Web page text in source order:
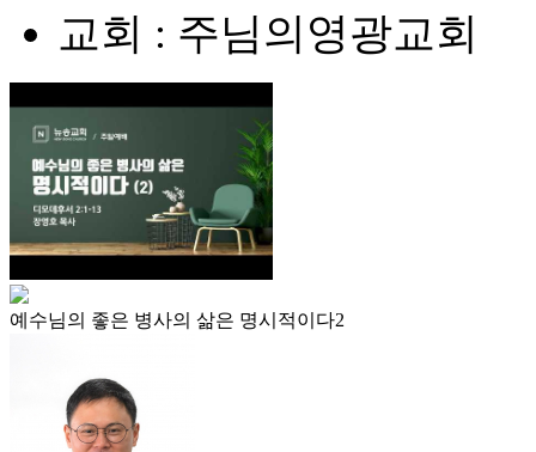
교회 : 주님의영광교회
예수님의 좋은 병사의 삶은 명시적이다2